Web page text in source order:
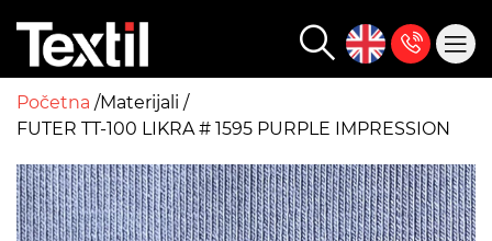
Početna Materijali
FUTER TT-100 LIKRA # 1595 PURPLE IMPRESSION